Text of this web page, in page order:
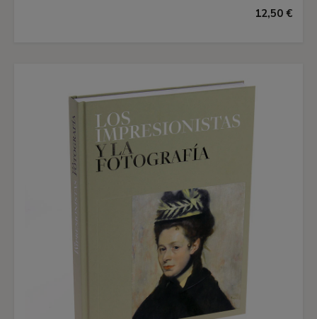
12,50 €